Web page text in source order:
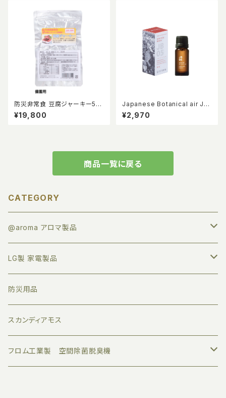
防災非常食 豆腐ジャーキー50
個入り/5年常温保存可能
¥19,800
Japanese Botanical air JB
05 北海道薄荷 10ml
¥2,970
商品一覧に戻る
CATEGORY
@aroma アロマ製品
アロマオイル
すべて
トライアルセット
業務用ディフューザー
家庭用ディフューザー
アロマグッズ
LG製 家電製品
プロジェクター
サウンドバー
モニター
防災用品
スカンディアモス
フロム工業製 空間除菌脱臭機